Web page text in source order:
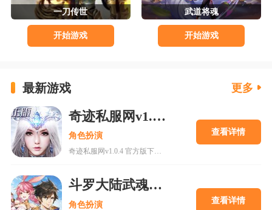
一刀传世
开始游戏
武道将魂
开始游戏
最新游戏 更多
奇迹私服网v1.0.4 官方版下载
角色扮演 查看详情
斗罗大陆武魂觉醒内购版
角色扮演 查看详情